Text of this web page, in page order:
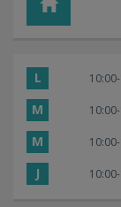
L
M
M
J